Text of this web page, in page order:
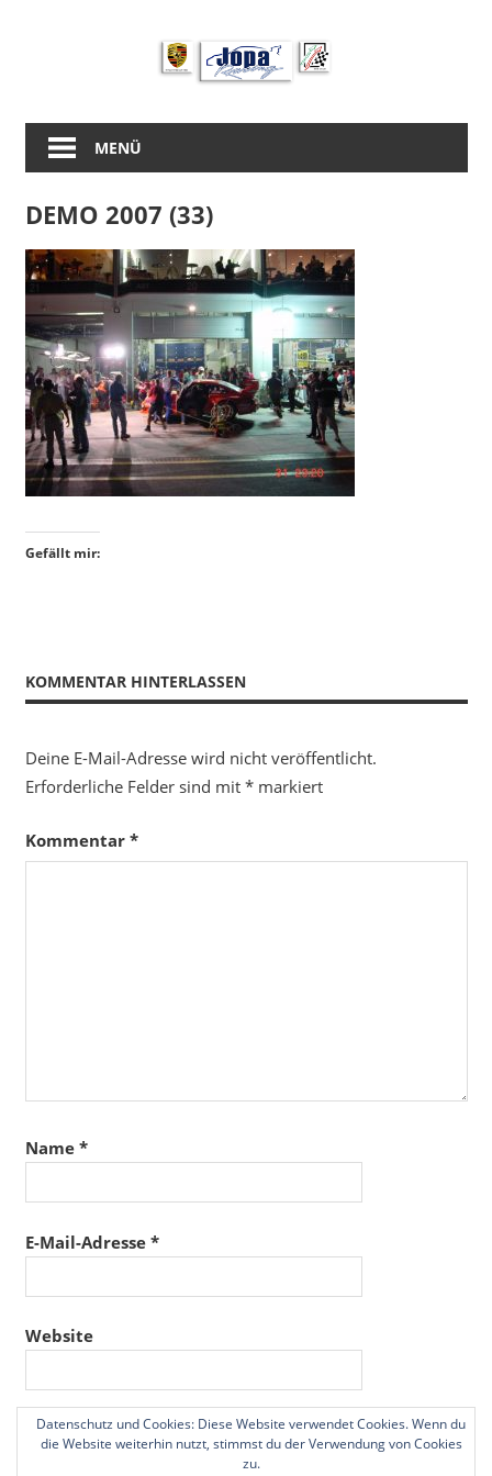
MENÜ
DEMO 2007 (33)
Gefällt mir:
KOMMENTAR HINTERLASSEN
Deine E-Mail-Adresse wird nicht veröffentlicht.
Erforderliche Felder sind mit *markiert
Kommentar *
Name *
E-Mail-Adresse *
Website
Name, E-Mail-Adresse und Website in diesem
Browser für meinen nächsten Kommentar speichern.
Datenschutz und Cookies: Diese Website verwendet Cookies. Wenn du
die Website weiterhin nutzt, stimmst du der Verwendung von Cookies
zu.